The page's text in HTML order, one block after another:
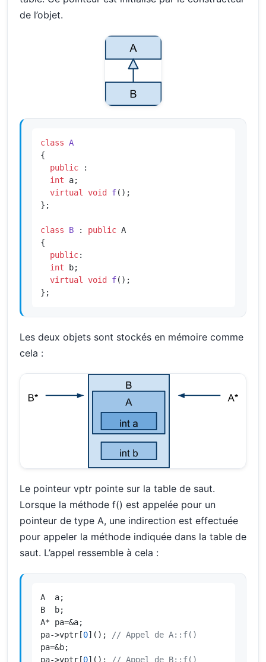
de l’objet.
class A
{
public :
int a;
virtual
void f() ;
};
class B : public A
{
public:
int b;
virtual
void f() ;
};
Les deux objets sont stockés en mémoire comme
cela :
Le pointeur vptr pointe sur la table de saut.
Lorsque la méthode f() est appelée pour un
pointeur de type A, une indirection est effectuée
pour appeler la méthode indiquée dans la table de
saut. L’appel ressemble à cela :
A  a;
B  b;
A* pa=&a;
pa->vptr[0](); // Appel de A::f()
pa=&b;
pa->vptr[0](); // Appel de B::f()